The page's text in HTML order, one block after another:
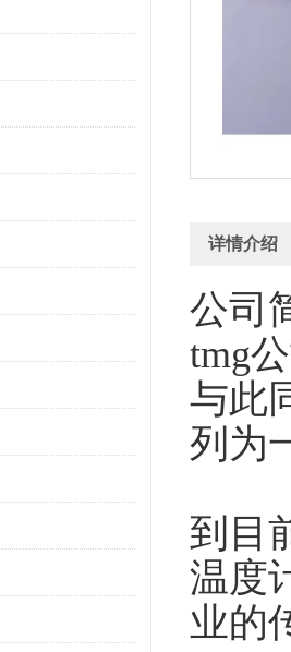
详情介绍
公司
tmg
与此
列为
到目
温度
业的